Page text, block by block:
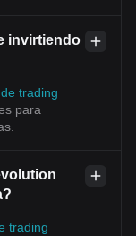
invirtiendo
trading
para
trading